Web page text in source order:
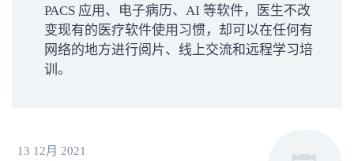
PACS 应用、电子病历、AI 等软件，医生不改
变现有的医疗软件使用习惯，却可以在任何有
网络的地方进行阅片、线上交流和远程学习培
训。
13 12月 2021